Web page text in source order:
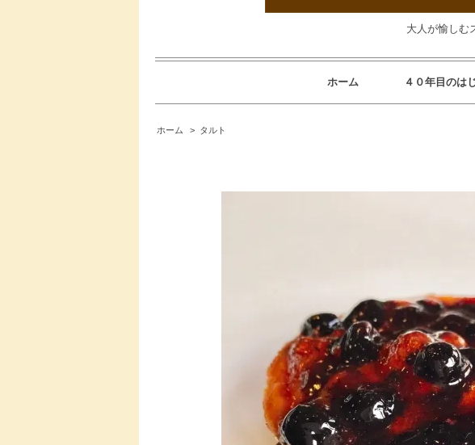
大人が愉しむ
ホーム ４０年目のは
ホーム > タルト